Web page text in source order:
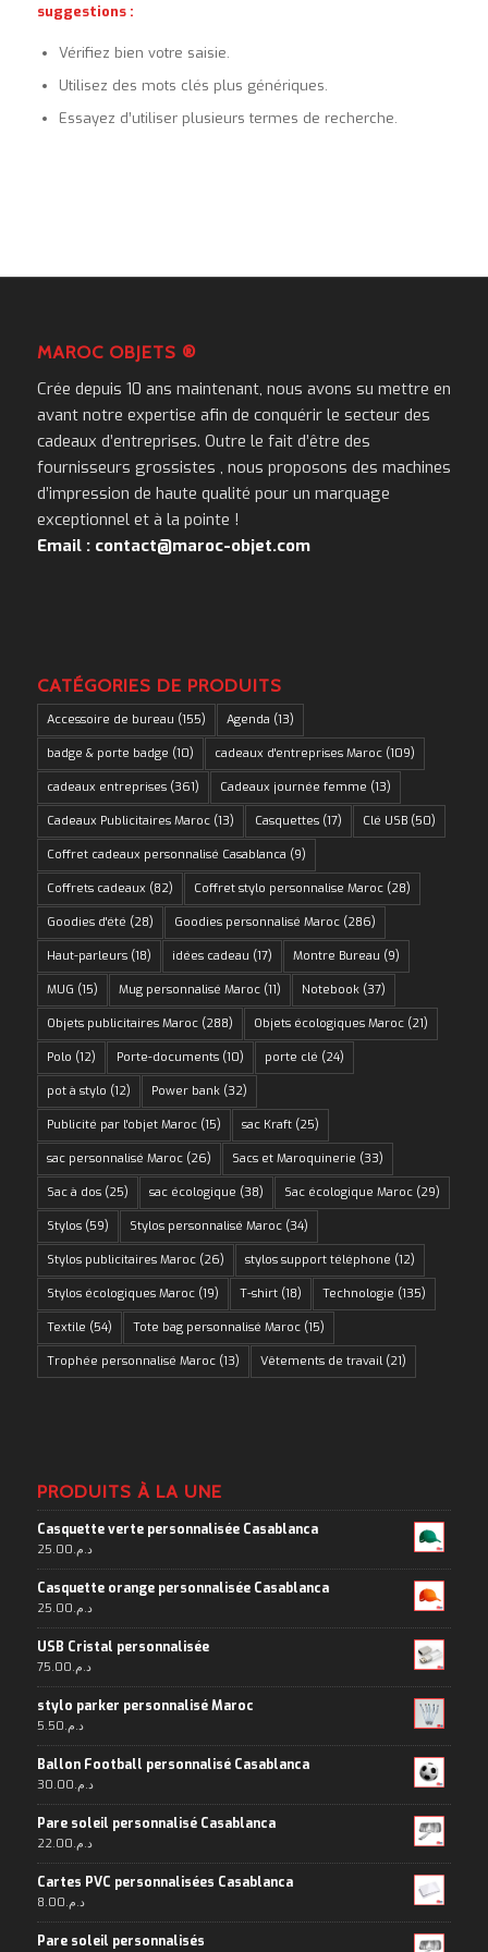
suggestions :
Vérifiez bien votre saisie.
Utilisez des mots clés plus génériques.
Essayez d’utiliser plusieurs termes de recherche.
MAROC OBJETS ®
Crée depuis 10 ans maintenant, nous avons su mettre en
avant notre expertise afin de conquérir le secteur des
cadeaux d’entreprises. Outre le fait d’être des
fournisseurs grossistes , nous proposons des machines
d’impression de haute qualité pour un marquage
exceptionnel et à la pointe !
Email : contact@maroc-objet.com
CATÉGORIES DE PRODUITS
Accessoire de bureau (155) Agenda (13)
badge & porte badge (10) cadeaux d'entreprises Maroc(109)
cadeaux entreprises(361) Cadeaux journée femme (13)
Cadeaux Publicitaires Maroc(13) Casquettes(17) Clé USB(50)
Coffret cadeaux personnalisé Casablanca (9)
Coffrets cadeaux (82) Coffret stylo personnalise Maroc(28)
Goodies d'été (28) Goodies personnalisé Maroc(286)
Haut-parleurs(18) idées cadeau (17) Montre Bureau (9)
MUG (15) Mug personnalisé Maroc(11) Notebook(37)
Objets publicitaires Maroc(288) Objets écologiques Maroc(21)
Polo (12) Porte-documents(10) porte clé (24)
pot à stylo (12) Power bank(32)
Publicité par l'objet Maroc(15) sac Kraft(25)
sac personnalisé Maroc(26) Sacs et Maroquinerie (33)
Sac à dos(25) sac écologique (38) Sac écologique Maroc(29)
Stylos(59) Stylos personnalisé Maroc(34)
Stylos publicitaires Maroc(26) stylos support téléphone (12)
Stylos écologiques Maroc(19) T-shirt(18) Technologie (135)
Textile (54) Tote bag personnalisé Maroc(15)
Trophée personnalisé Maroc(13) Vêtements de travail(21)
PRODUITS À LA UNE
Casquette verte personnalisée Casablanca
د.م.25.00
Casquette orange personnalisée Casablanca
د.م.25.00
USB Cristal personnalisée
د.م.75.00
stylo parker personnalisé Maroc
د.م.5.50
Ballon Football personnalisé Casablanca
د.م.30.00
Pare soleil personnalisé Casablanca
د.م.22.00
Cartes PVC personnalisées Casablanca
د.م.8.00
Pare soleil personnalisés